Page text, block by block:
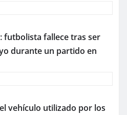
futbolista fallece tras ser
durante un partido en
vehículo utilizado por los